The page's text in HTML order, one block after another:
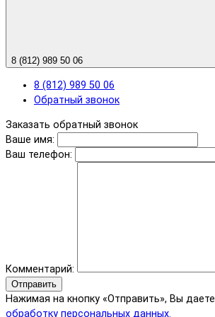
8 (812) 989 50 06
8 (812) 989 50 06
Обратный звонок
Заказать обратный звонок
Ваше имя:
Ваш телефон:
Комментарий:
Отправить
Нажимая на кнопку «Отправить», Вы даете
обработку персональных данных.